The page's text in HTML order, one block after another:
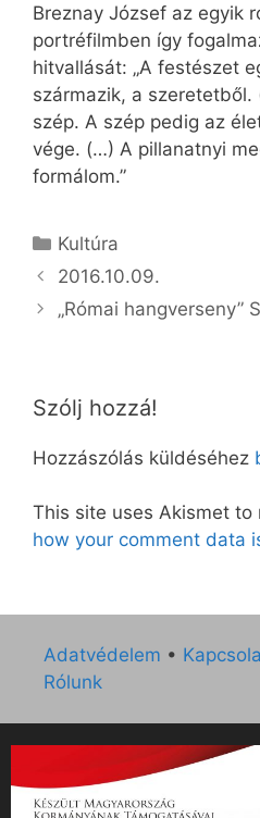
Breznay József az egyik
portréfilmben így
hitvallását: „A festészet
származik, a szeretetből.
szép. A szép pedig az
vége. (…) A pillanatnyi
formálom.”
Kategória
Kultúra
2016.10.09.
„Római hangverseny”
Szólj hozzá!
Hozzászólás küldéséhez
This site uses Akismet to
how your comment data
Adatvédelem •
Rólunk